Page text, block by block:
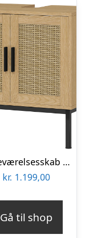
Badeværelsesskab med Rattan – Boho Underskab med U-snit til Vask – Eg
kr. 1.199,00
Gå til shop